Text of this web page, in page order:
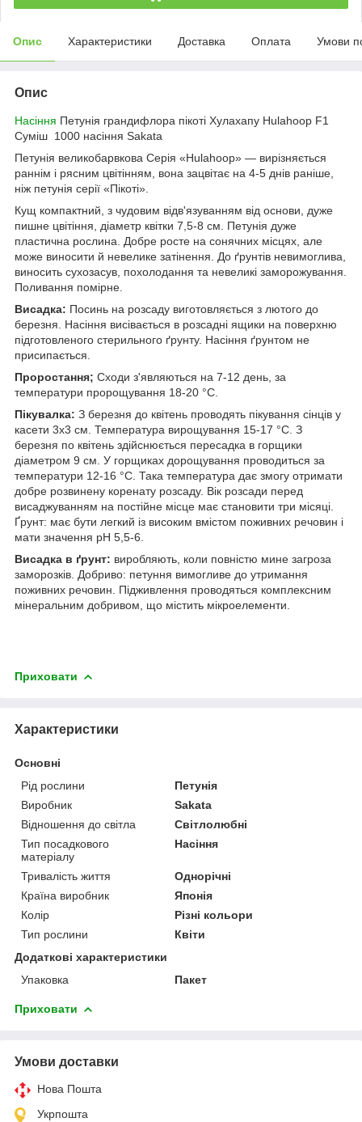
Опис Характеристики Доставка Оплата Умови
Опис
Насіння Петунія грандифлора пікоті Хулахапу Hulahoop F1
Суміш 1000 насіння Sakata
Петунія великобарвкова Серія «Hulahoop» — вирізняється
раннім і рясним цвітінням, вона зацвітає на 4-5 днів раніше,
ніж петунія серії «Пікоті».
Кущ компактний, з чудовим відв'язуванням від основи, дуже
пишне цвітіння, діаметр квітки 7,5-8 см. Петунія дуже
пластична рослина. Добре росте на сонячних місцях, але
може виносити й невелике затінення. До ґрунтів невимоглива,
виносить сухозасув, похолодання та невеликі заморожування.
Поливання помірне.
Висадка: Посинь на розсаду виготовляється з лютого до
березня. Насіння висівається в розсадні ящики на поверхню
підготовленого стерильного ґрунту. Насіння ґрунтом не
присипається.
Проростання; Сходи з'являються на 7-12 день, за
температури пророщування 18-20 °C.
Пікувалка: З березня до квітень проводять пікування сінців у
касети 3x3 см. Температура вирощування 15-17 °C. З
березня по квітень здійснюється пересадка в горщики
діаметром 9 см. У горщиках дорощування проводиться за
температури 12-16 °C. Така температура дає змогу отримати
добре розвинену коренату розсаду. Вік розсади перед
висаджуванням на постійне місце має становити три місяці.
Ґрунт: має бути легкий із високим вмістом поживних речовин і
мати значення pH 5,5-6.
Висадка в ґрунт: виробляють, коли повністю мине загроза
заморозків. Добриво: петуння вимогливе до утримання
поживних речовин. Підживлення проводяться комплексним
мінеральним добривом, що містить мікроелементи.
Приховати
Характеристики
Основні
Рід рослини
Петунія
Виробник
Sakata
Відношення до світла
Світлолюбні
Тип посадкового
матеріалу
Насіння
Тривалість життя
Однорічні
Країна виробник
Японія
Колір
Різні кольори
Тип рослини
Квіти
Додаткові характеристики
Упаковка
Пакет
Приховати
Умови доставки
Нова Пошта
Укрпошта